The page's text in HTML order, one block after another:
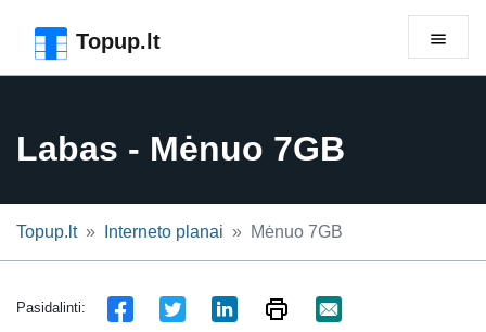
Topup.lt
Labas - Mėnuo 7GB
Topup.lt Interneto planai Mėnuo 7GB
Pasidalinti: